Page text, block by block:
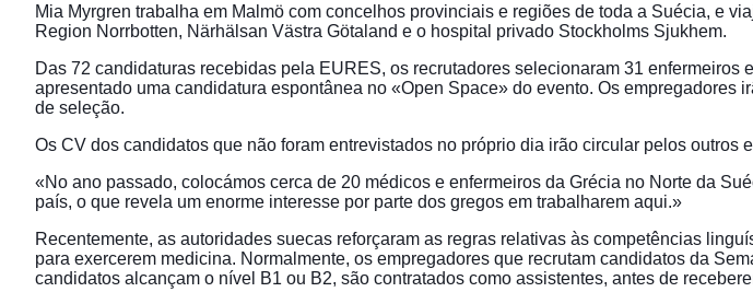
Mia Myrgren trabalha em Malmö com concelhos provinciais e regiões de toda a Suécia, e
Region Norrbotten, Närhälsan Västra Götaland e o hospital privado Stockholms Sjukhem.
Das 72 candidaturas recebidas pela EURES, os recrutadores selecionaram 31
apresentado uma candidatura espontânea no «Open Space» do evento. Os
de seleção.
Os CV dos candidatos que não foram entrevistados no próprio dia irão circular pelos outros
«No ano passado, colocámos cerca de 20 médicos e enfermeiros da Grécia no Norte da
país, o que revela um enorme interesse por parte dos gregos em trabalharem aqui.»
Recentemente, as autoridades suecas reforçaram as regras relativas às competências
para exercerem medicina. Normalmente, os empregadores que recrutam candidatos da
candidatos alcançam o nível B1 ou B2, são contratados como assistentes, antes de